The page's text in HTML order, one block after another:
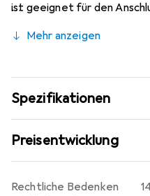
ist geeignet für den
Unterlegscheiben.
Mehr anzeigen
Spezifikationen
Preisentwicklung
Rechtliche Bedenken